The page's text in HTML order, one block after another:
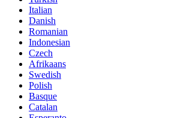
Italian
Danish
Romanian
Indonesian
Czech
Afrikaans
Swedish
Polish
Basque
Catalan